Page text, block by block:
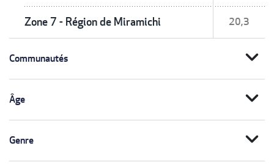
Zone 7 - Région de Miramichi 20,3
Communautés expand_more
Âge expand_more
Genre expand_more